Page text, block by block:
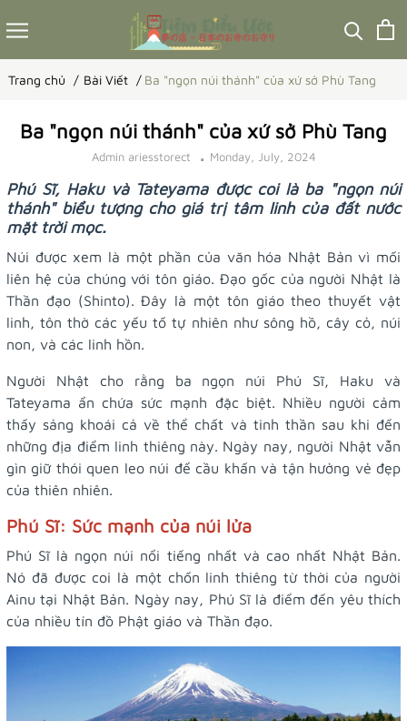
Trang chủ Bài Viết Ba "ngọn núi thánh" của xứ sở Phù Tang
Ba "ngọn núi thánh" của xứ sở Phù Tang
Admin ariesstorect Monday, July, 2024
Phú Sĩ, Haku và Tateyama được coi là ba "ngọn núi
thánh" biểu tượng cho giá trị tâm linh của đất nước
mặt trời mọc.
Núi được xem là một phần của văn hóa Nhật Bản vì mối
liên hệ của chúng với tôn giáo. Đạo gốc của người Nhật là
Thần đạo (Shinto). Đây là một tôn giáo theo thuyết vật
linh, tôn thờ các yếu tố tự nhiên như sông hồ, cây cỏ, núi
non, và các linh hồn.
Người Nhật cho rằng ba ngọn núi Phú Sĩ, Haku và
Tateyama ẩn chứa sức mạnh đặc biệt. Nhiều người cảm
thấy sảng khoái cả về thể chất và tinh thần sau khi đến
những địa điểm linh thiêng này. Ngày nay, người Nhật vẫn
gìn giữ thói quen leo núi để cầu khấn và tận hưởng vẻ đẹp
của thiên nhiên.
Phú Sĩ: Sức mạnh của núi lửa
Phú Sĩ là ngọn núi nổi tiếng nhất và cao nhất Nhật Bản.
Nó đã được coi là một chốn linh thiêng từ thời của người
Ainu tại Nhật Bản. Ngày nay, Phú Sĩ là điểm đến yêu thích
của nhiều tín đồ Phật giáo và Thần đạo.